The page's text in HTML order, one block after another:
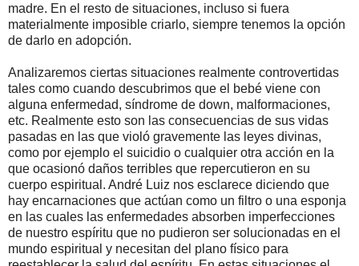
madre. En el resto de situaciones, incluso si fuera
materialmente imposible criarlo, siempre tenemos la opción
de darlo en adopción.
Analizaremos ciertas situaciones realmente controvertidas
tales como cuando descubrimos que el bebé viene con
alguna enfermedad, síndrome de down, malformaciones,
etc. Realmente esto son las consecuencias de sus vidas
pasadas en las que violó gravemente las leyes divinas,
como por ejemplo el suicidio o cualquier otra acción en la
que ocasionó daños terribles que repercutieron en su
cuerpo espiritual. André Luiz nos esclarece diciendo que
hay encarnaciones que actúan como un filtro o una esponja
en las cuales las enfermedades absorben imperfecciones
de nuestro espíritu que no pudieron ser solucionadas en el
mundo espiritual y necesitan del plano físico para